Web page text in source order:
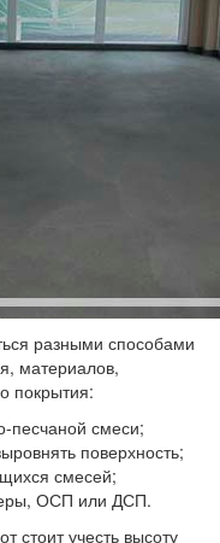
разными способами
материалов,
покрытия:
песчаной смеси;
поверхность;
смесей;
ОСП или ДСП.
стоит учесть высоту